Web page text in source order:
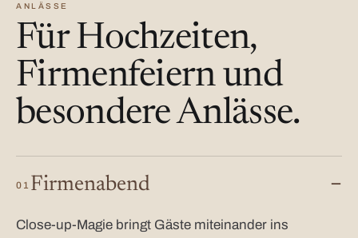
ANLÄSSE
Für Hochzeiten,
Firmenfeiern und
besondere Anlässe.
01 Firmenabend
Close-up-Magie bringt Gäste miteinander ins